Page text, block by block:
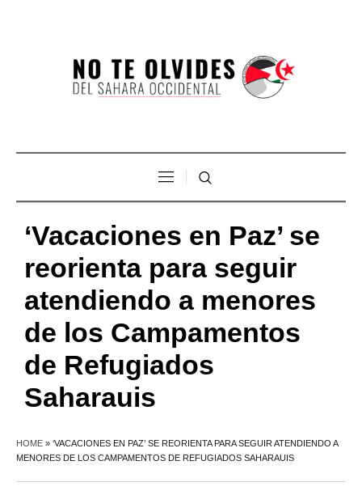
‘Vacaciones en Paz’ se
reorienta para seguir
atendiendo a menores
de los Campamentos
de Refugiados
Saharauis
HOME » ‘VACACIONES EN PAZ’ SE REORIENTA PARA SEGUIR ATENDIENDO A
MENORES DE LOS CAMPAMENTOS DE REFUGIADOS SAHARAUIS